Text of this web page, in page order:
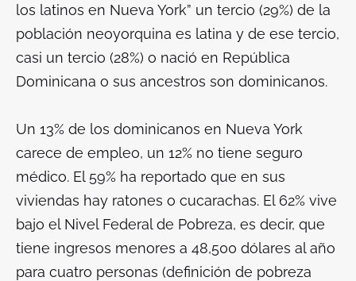
los latinos en Nueva York” un tercio (29%) de la
población neoyorquina es latina y de ese tercio,
casi un tercio (28%) o nació en República
Dominicana o sus ancestros son dominicanos.
Un 13% de los dominicanos en Nueva York
carece de empleo, un 12% no tiene seguro
médico. El 59% ha reportado que en sus
viviendas hay ratones o cucarachas. El 62% vive
bajo el Nivel Federal de Pobreza, es decir, que
tiene ingresos menores a 48,500 dólares al año
para cuatro personas (definición de pobreza